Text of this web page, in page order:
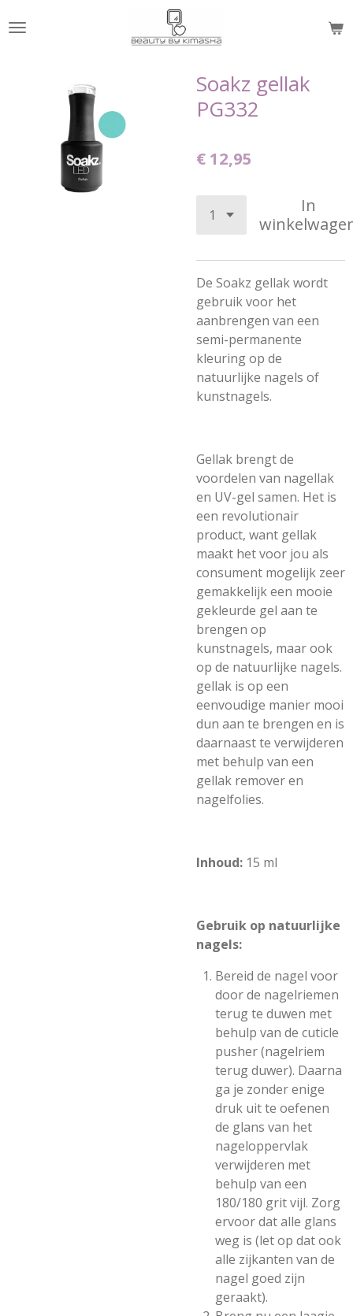
direct
hoofdinhoud
Soakz gellak
PG332
€ 12,95
In
De Soakz gellak wordt
gebruik voor het
aanbrengen van een
semi-permanente
kleuring op de
natuurlijke nagels of
kunstnagels.
Gellak brengt de
voordelen van nagellak
en UV-gel samen. Het is
een revolutionair
product, want gellak
maakt het voor jou als
consument mogelijk zeer
gemakkelijk een mooie
gekleurde gel aan te
brengen op
kunstnagels, maar ook
op de natuurlijke nagels.
gellak is op een
eenvoudige manier mooi
dun aan te brengen en is
daarnaast te verwijderen
met behulp van een
gellak remover en
nagelfolies.
Inhoud: 15 ml
Gebruik op natuurlijke
nagels:
Bereid de nagel voor
door de nagelriemen
terug te duwen met
behulp van de cuticle
pusher (nagelriem
terug duwer). Daarna
ga je zonder enige
druk uit te oefenen
de glans van het
nageloppervlak
verwijderen met
behulp van een
180/180 grit vijl. Zorg
ervoor dat alle glans
weg is (let op dat ook
alle zijkanten van de
nagel goed zijn
geraakt).